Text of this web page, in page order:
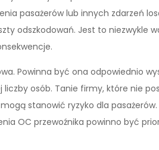
pasażerów lub innych zdarzeń
odszkodowań. Jest to niezwykle
Powinna być ona odpowiednio
liczby osób. Tanie firmy, które nie
stanowić ryzyko dla
OC przewoźnika powinno być